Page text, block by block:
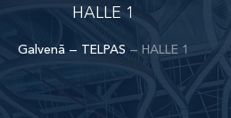
HALLE 1
Galvenā — TELPAS — HALLE 1